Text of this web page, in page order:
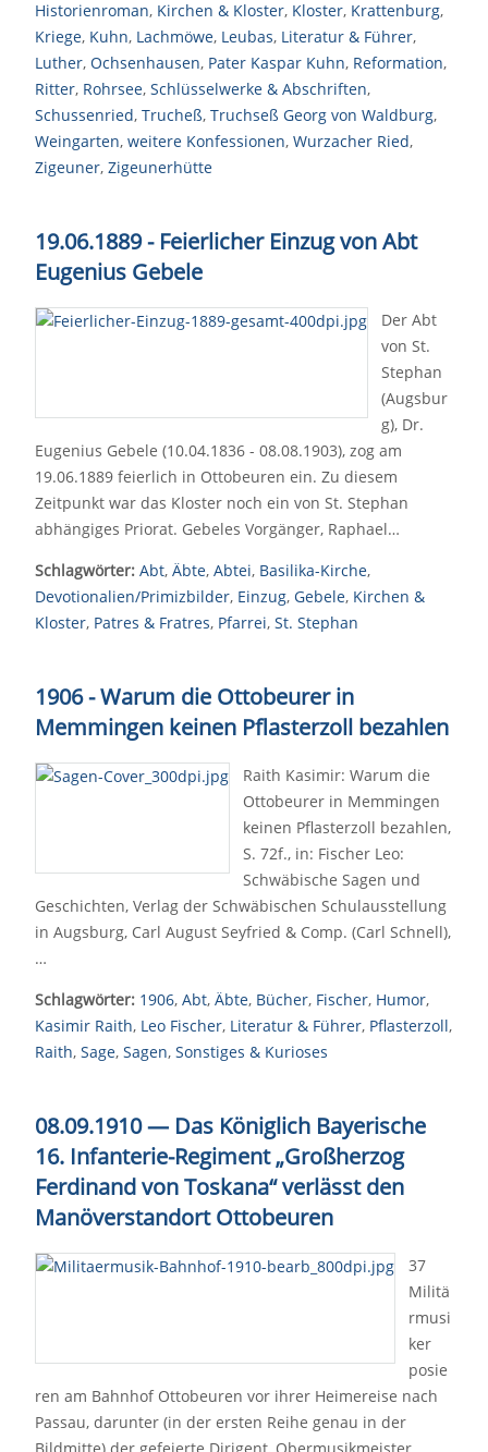
Historienroman, Kirchen & Kloster, Kloster, Krattenburg,
Kriege, Kuhn, Lachmöwe, Leubas, Literatur & Führer,
Luther, Ochsenhausen, Pater Kaspar Kuhn, Reformation,
Ritter, Rohrsee, Schlüsselwerke & Abschriften,
Schussenried, Trucheß, Truchseß Georg von Waldburg,
Weingarten, weitere Konfessionen, Wurzacher Ried,
Zigeuner, Zigeunerhütte
19.06.1889 - Feierlicher Einzug von Abt
Eugenius Gebele
Der Abt
von St.
Stephan
(Augsbur
g), Dr.
Eugenius Gebele (10.04.1836 - 08.08.1903), zog am
19.06.1889 feierlich in Ottobeuren ein. Zu diesem
Zeitpunkt war das Kloster noch ein von St. Stephan
abhängiges Priorat. Gebeles Vorgänger, Raphael…
Schlagwörter: Abt, Äbte, Abtei, Basilika-Kirche,
Devotionalien/Primizbilder, Einzug, Gebele, Kirchen &
Kloster, Patres & Fratres, Pfarrei, St. Stephan
1906 - Warum die Ottobeurer in
Memmingen keinen Pflasterzoll bezahlen
Raith Kasimir: Warum die
Ottobeurer in Memmingen
keinen Pflasterzoll bezahlen,
S. 72f., in: Fischer Leo:
Schwäbische Sagen und
Geschichten, Verlag der Schwäbischen Schulausstellung
in Augsburg, Carl August Seyfried & Comp. (Carl Schnell),
…
Schlagwörter: 1906, Abt, Äbte, Bücher, Fischer, Humor,
Kasimir Raith, Leo Fischer, Literatur & Führer, Pflasterzoll,
Raith, Sage, Sagen, Sonstiges & Kurioses
08.09.1910 — Das Königlich Bayerische
16. Infanterie-Regiment „Großherzog
Ferdinand von Toskana“ verlässt den
Manöverstandort Ottobeuren
37
Militä
rmusi
ker
posie
ren am Bahnhof Ottobeuren vor ihrer Heimereise nach
Passau, darunter (in der ersten Reihe genau in der